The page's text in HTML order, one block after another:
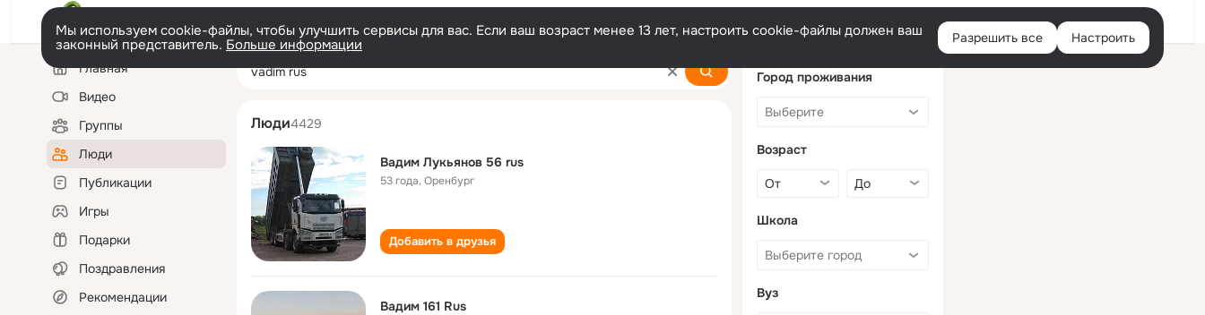
Войти
Мы используем cookie-файлы, чтобы улучшить сервисы для вас. Если ваш возраст менее 13 лет, настроить cookie-файлы должен ваш
законный представитель. Больше информации Разрешить все Настроить
Левая
колонкаГлавная
Видео
Группы
Люди
Публикации
Игры
Подарки
Поздравления
Рекомендации
vadim rus
Люди4429
Вадим Лукьянов 56 rus
53 года,Оренбург
Добавить в друзья
Вадим 161 Rus
Город проживания
Возраст
Школа
Вуз